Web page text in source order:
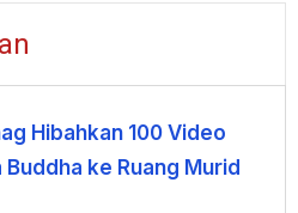
Hibahkan 100 Video
ke Ruang Murid